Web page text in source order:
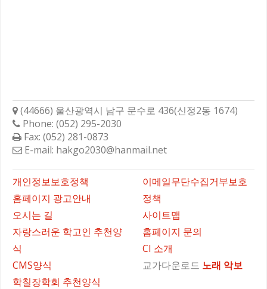
(44666) 울산광역시 남구 문수로 436(신정2동 1674)
Phone: (052) 295-2030
Fax: (052) 281-0873
E-mail: hakgo2030@hanmail.net
개인정보보호정책
홈페이지 광고안내
오시는 길
자랑스러운 학고인 추천양
식
CMS양식
학칠장학회 추천양식
이메일무단수집거부보호
정책
사이트맵
홈페이지 문의
CI 소개
교가다운로드 노래 악보